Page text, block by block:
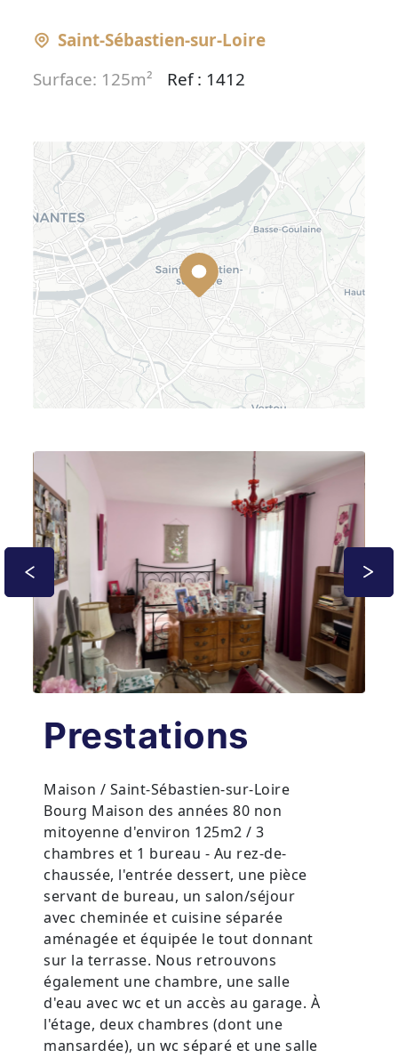
Saint-Sébastien-sur-Loire
Surface: 125m²
Ref : 1412
Prestations
Maison / Saint-Sébastien-sur-Loire
Bourg Maison des années 80 non
mitoyenne d'environ 125m2 / 3
chambres et 1 bureau - Au rez-de-
chaussée, l'entrée dessert, une pièce
servant de bureau, un salon/séjour
avec cheminée et cuisine séparée
aménagée et équipée le tout donnant
sur la terrasse. Nous retrouvons
également une chambre, une salle
d'eau avec wc et un accès au garage. À
l'étage, deux chambres (dont une
mansardée), un wc séparé et une salle